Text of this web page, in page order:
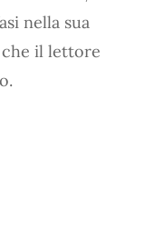
nella sua
il lettore